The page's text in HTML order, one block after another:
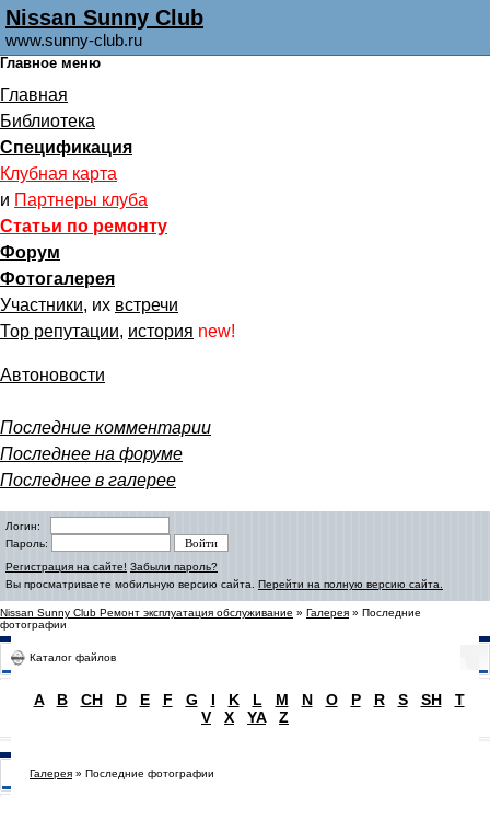
Nissan Sunny Club
www.sunny-club.ru
Главное меню
Главная
Библиотека
Спецификация
Клубная карта
и Партнеры клуба
Статьи по ремонту
Форум
Фотогалерея
Участники, их встречи
Тор репутации, история new!
Автоновости
Последние комментарии
Последнее на форуме
Последнее в галерее
Логин:
Пароль:
Регистрация на сайте! Забыли пароль?
Вы просматриваете мобильную версию сайта. Перейти на полную версию сайта.
Nissan Sunny Club Ремонт эксплуатация обслуживание » Галерея » Последние
фотографии
Каталог файлов
A B CH D E F G I K L M N O P R S SH
T
V
X YA Z
Галерея » Последние фотографии